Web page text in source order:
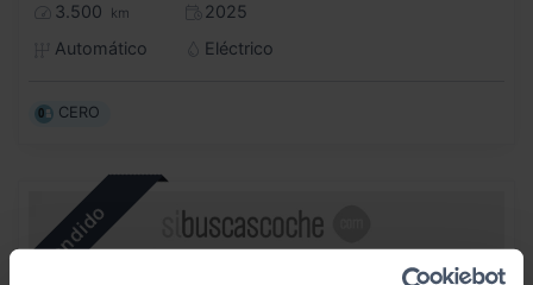
3.500 km
2025
Automático
Eléctrico
CERO